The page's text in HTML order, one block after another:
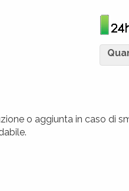
o aggiunta in caso di